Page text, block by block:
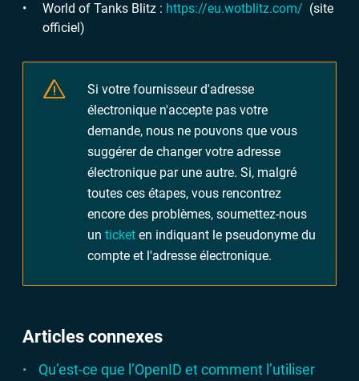
World of Tanks Blitz : https://eu.wotblitz.com/ (site
officiel)
Si votre fournisseur d'adresse
électronique n'accepte pas votre
demande, nous ne pouvons que vous
suggérer de changer votre adresse
électronique par une autre. Si, malgré
toutes ces étapes, vous rencontrez
encore des problèmes, soumettez-nous
un ticket en indiquant le pseudonyme du
compte et l'adresse électronique.
Articles connexes
Qu’est-ce que l’OpenID et comment l’utiliser